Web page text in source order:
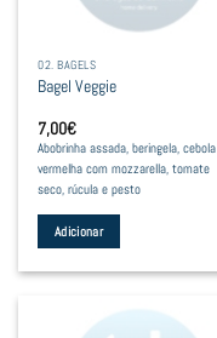
02. BAGELS
Bagel Veggie
7,00€
Abobrinha assada, beringela, cebola
vermelha com mozzarella, tomate
seco, rúcula e pesto
Adicionar